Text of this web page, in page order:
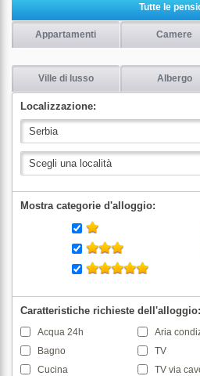
Tutte le
Appartamenti
Camere
Ville di lusso Albergo
Localizzazione:
Mostra categorie d'alloggio:
Caratteristiche richieste dell'alloggio:
Acqua 24h
Bagno
Cucina
Aria
TV
TV via